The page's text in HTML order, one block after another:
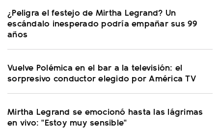
¿Peligra el festejo de Mirtha Legrand? Un
escándalo inesperado podría empañar sus 99
años
Vuelve Polémica en el bar a la televisión: el
sorpresivo conductor elegido por América TV
Mirtha Legrand se emocionó hasta las lágrimas
en vivo: "Estoy muy sensible"